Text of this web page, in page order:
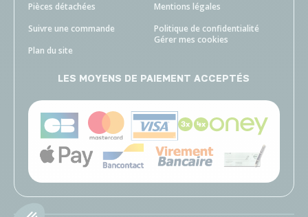
Pièces détachées
Suivre une commande
Plan du site
Mentions légales
Politique de confidentialité
Gérer mes cookies
LES MOYENS DE PAIEMENT ACCEPTÉS